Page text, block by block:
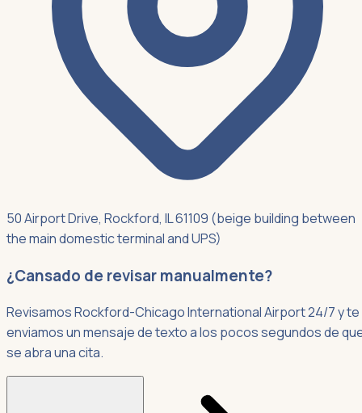
50 Airport Drive, Rockford, IL 61109 (beige building between
the main domestic terminal and UPS)
¿Cansado de revisar manualmente?
Revisamos Rockford-Chicago International Airport 24/7 y te
enviamos un mensaje de texto a los pocos segundos de
se abra una cita.